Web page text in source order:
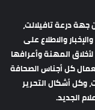
جهة درعة تافيلالت،
والاطلاع على
المهنة وأعرافها
كل أجناس الصحافة
وكل أشكال التحرير
الجديد.